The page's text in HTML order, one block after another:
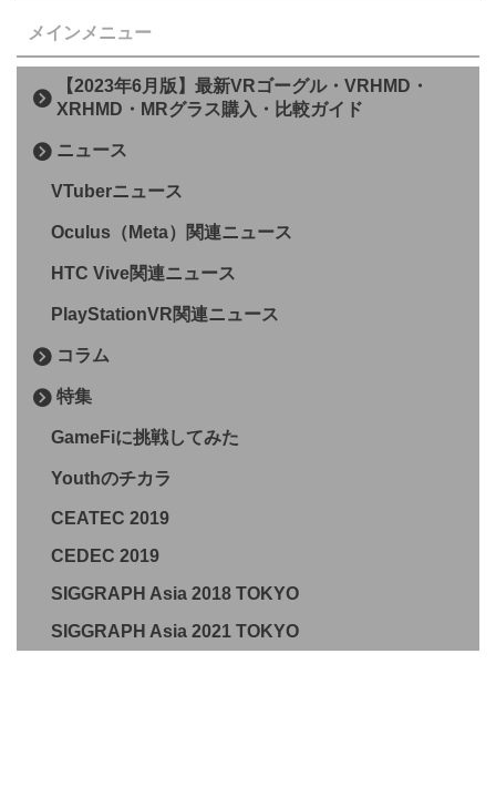
メインメニュー
【2023年6月版】最新VRゴーグル・VRHMD・
XRHMD・MRグラス購入・比較ガイド
ニュース
VTuberニュース
Oculus（Meta）関連ニュース
HTC Vive関連ニュース
PlayStationVR関連ニュース
コラム
特集
GameFiに挑戦してみた
Youthのチカラ
CEATEC 2019
CEDEC 2019
SIGGRAPH Asia 2018 TOKYO
SIGGRAPH Asia 2021 TOKYO